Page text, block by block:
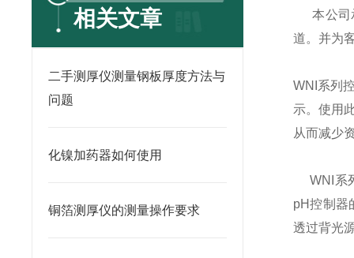
相关文章
二手测厚仪测量钢板厚度方法与
问题
化镍加药器如何使用
铜箔测厚仪的测量操作要求
本公司
道。并为
WNI 系列
示。使用
从而减少
WNI 系
pH控制器
透过背光